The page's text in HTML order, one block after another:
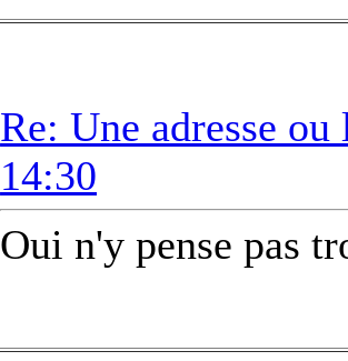
Re: Une adresse
14:30
Oui n'y pense pas